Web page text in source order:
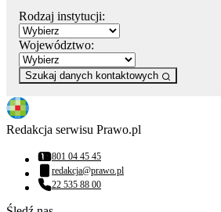
Rodzaj instytucji:
Województwo:
Szukaj danych kontaktowych
Redakcja serwisu Prawo.pl
Numer telefonu:
801 04 45 45
Adres email:
redakcja@prawo.pl
Numer telefonu:
22 535 88 00